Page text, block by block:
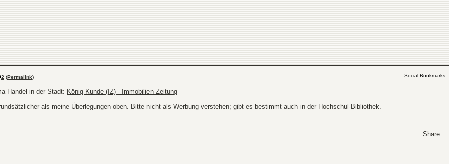
2 (Permalink) Social Bookmarks:
Handel in der Stadt: König Kunde (IZ) - Immobilien Zeitung
als meine Überlegungen oben. Bitte nicht als Werbung verstehen; gibt es bestimmt auch in der Hochschul-Bibliothek.
Share